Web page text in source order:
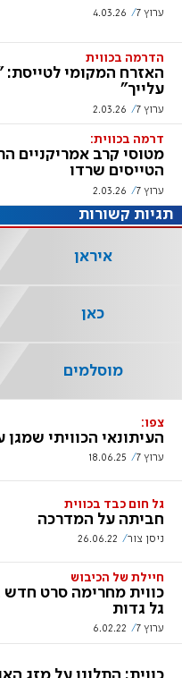
ערוץ 7 4.03.26
הדרמה בכווית
האזרח המקומי לטייסת:
עלייך"
ערוץ 7 2.03.26
דרמה בכווית:
מטוסי קרב אמריקניים
הטייסים שרדו
ערוץ 7 2.03.26
צפו:
העיתונאי הכוויתי שמגן
ערוץ 7 18.06.25
גל חום כבד בכווית
חביתה על המדרכה
ניסן צור 26.06.22
חיילת של הכיבוש
כווית מחרימה סרט חדש
גל גדות
ערוץ 7 6.02.22
תגיות קשורות
איראן
כאן
מוסלמים